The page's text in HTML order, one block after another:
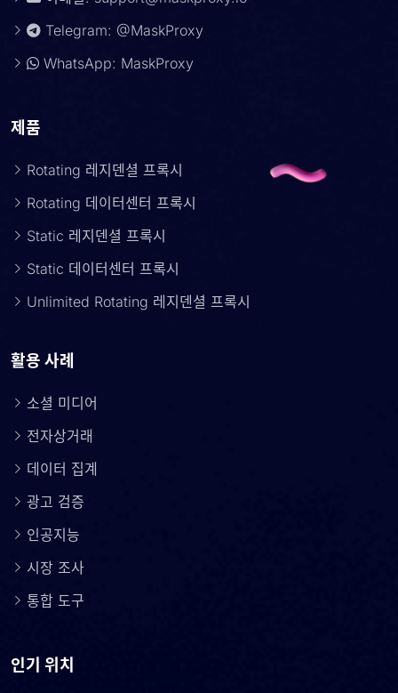
Telegram: @MaskProxy
WhatsApp: MaskProxy
제품
Rotating 레지덴셜 프록시
Rotating 데이터센터 프록시
Static 레지덴셜 프록시
Static 데이터센터 프록시
Unlimited Rotating 레지덴셜 프록시
활용 사례
소셜 미디어
전자상거래
데이터 집계
광고 검증
인공지능
시장 조사
통합 도구
인기 위치